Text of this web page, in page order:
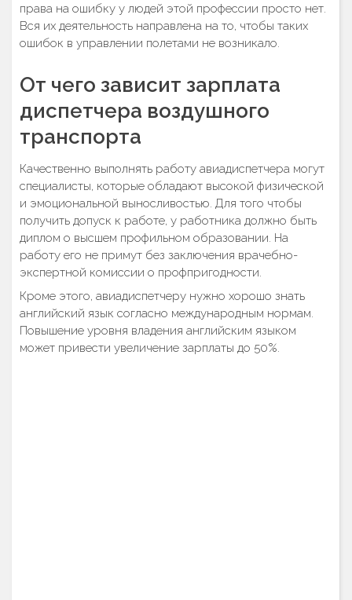
права на ошибку у людей этой профессии просто нет.
Вся их деятельность направлена на то, чтобы таких
ошибок в управлении полетами не возникало.
От чего зависит зарплата
диспетчера воздушного
транспорта
Качественно выполнять работу авиадиспетчера могут
специалисты, которые обладают высокой физической
и эмоциональной выносливостью. Для того чтобы
получить допуск к работе, у работника должно быть
диплом о высшем профильном образовании. На
работу его не примут без заключения врачебно-
экспертной комиссии о профпригодности.
Кроме этого, авиадиспетчеру нужно хорошо знать
английский язык согласно международным нормам.
Повышение уровня владения английским языком
может привести увеличение зарплаты до 50%.